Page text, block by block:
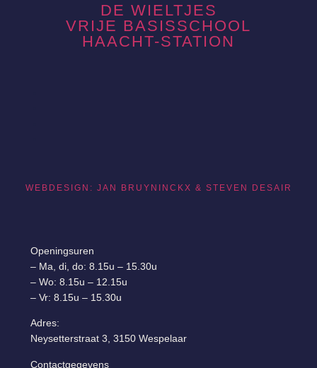
DE WIELTJES
VRIJE BASISSCHOOL
HAACHT-STATION
WEBDESIGN: JAN BRUYNINCKX & STEVEN DESAIR
Openingsuren
– Ma, di, do: 8.15u – 15.30u
– Wo: 8.15u – 12.15u
– Vr: 8.15u – 15.30u
Adres:
Neysetterstraat 3, 3150 Wespelaar
Contactgegevens